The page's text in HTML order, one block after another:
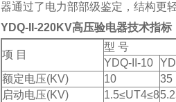
器通过了电力部部级鉴定，结构更
YDQ-II-220KV高压验电器技术指标
项 目
型 号
YDQ-II-10
额定电压(KV)
10 35
启动电压(KV)
1.5≤UT4≤8